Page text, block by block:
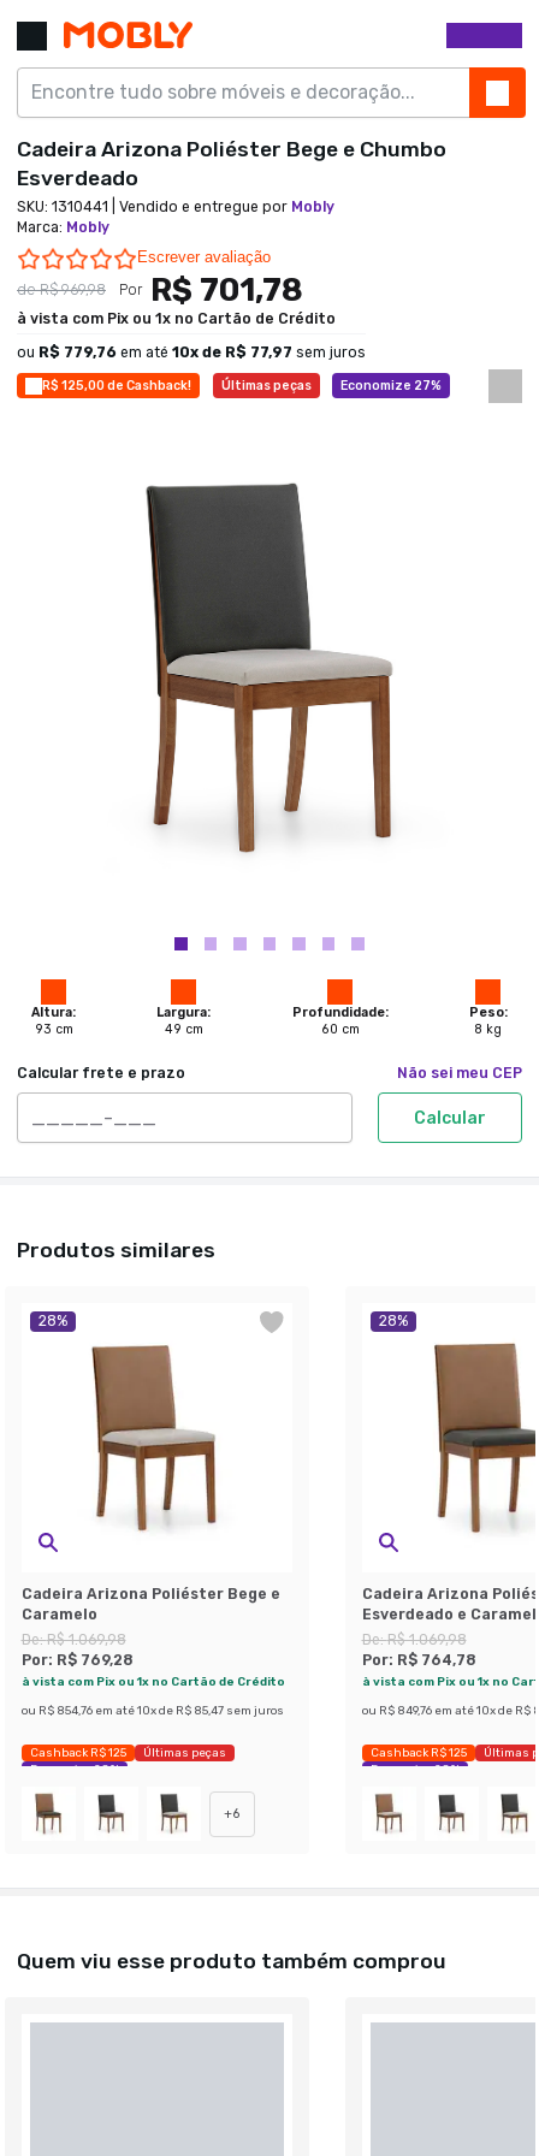
R$ 125,00 de Cashback! Últimas peças Economize 27%
Altura:
93 cm
Largura:
49 cm
Profundidade:
60 cm
Peso:
8 kg
Calcular frete e prazo Não sei meu CEP
Calcular
Cadeira Arizona Poliéster Bege e Chumbo
Esverdeado
SKU: 1310441 | Vendido e entregue por Mobly
Marca: Mobly
0.0 star rating
Escrever avaliação
deR$ 969,98 Por R$ 701,78
à vista com Pix ou 1x no Cartão de Crédito
ou R$ 779,76 em até 10x de R$ 77,97 sem juros
Produtos similares
28%
Cadeira Arizona Poliéster Bege e
Caramelo
De:R$ 1.069,98
Por: R$ 769,28
à vista com Pix ou 1x no Cartão de Crédito
ou R$ 854,76 em até 10x de R$ 85,47 sem juros
Cashback R$ 125
Últimas peças
Economize 28%
+6
28%
Cadeira Arizona
Esverdeado e
De:R$ 1.069,98
Por: R$ 764,78
à vista com Pix ou 1x no
ou R$ 849,76 em até 10x de R$
Cashback R$ 125
Últimas
Economize 28%
Quem viu esse produto também comprou